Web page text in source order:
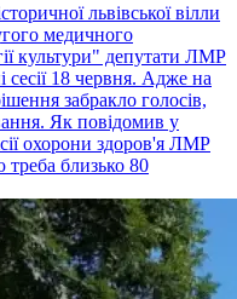
львівської вілли
медичного
культури" депутати ЛМР
сесії 18 червня. Адже на
забракло голосів,
Як повідомив у
охорони здоров'я ЛМР
треба близько 80